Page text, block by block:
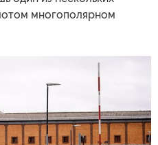
многополярном